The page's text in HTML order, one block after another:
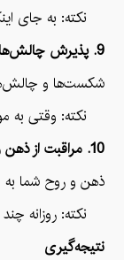
نکته: به جای
9. پذیرش چالش‌ها و شکست‌ها
شکست‌ها و چالش‌ها
نکته: وقتی به
10. مراقبت از ذهن و روح
ذهن و روح شما به
نکته: روزانه
نتیجه‌گیری